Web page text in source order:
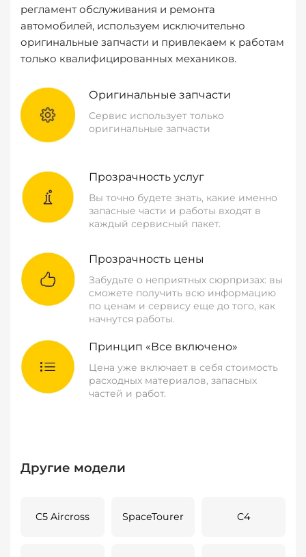
регламент обслуживания и ремонта
автомобилей, используем исключительно
оригинальные запчасти и привлекаем к работам
только квалифицированных механиков.
Оригинальные запчасти
Сервис использует только
оригинальные запчасти
Прозрачность услуг
Вы точно будете знать, какие именно
запасные части и работы входят в
каждый сервисный пакет.
Прозрачность цены
Забудьте о неприятных сюрпризах: вы
сможете получить всю информацию
по ценам и сервису еще до того, как
начнутся работы.
Принцип «Все включено»
Цена уже включает в себя стоимость
расходных материалов, запасных
частей и работ.
Другие модели
C5 Aircross SpaceTourer C4